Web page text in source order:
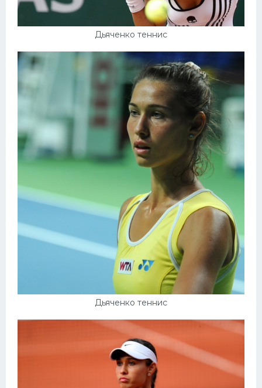
Дьяченко теннис
Дьяченко теннис